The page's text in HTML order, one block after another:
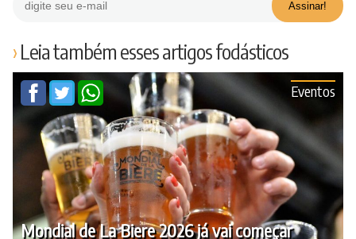
Leia também esses artigos fodásticos
Mondial de La Biere 2026 já vai começar
Eventos